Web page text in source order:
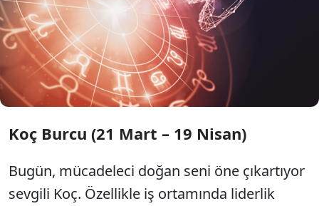
çıkmasına neden olabilir. Merkür ve Uranüs’ün
etkisiyle bazı burçlar sürpriz kararlar alırken, bazıları
ise içsel dönüşüm yaşayacak. Aşk hayatında
kıskançlık ve tutku ön plandayken, iş hayatında
stratejik hamlelerin önemi artıyor. Bugün atacağınız
her adım, gelecekteki yönünüzü belirleyebilir.
Koç Burcu (21 Mart – 19 Nisan)
Bugün, mücadeleci doğan seni öne çıkartıyor
sevgili Koç. Özellikle iş ortamında liderlik